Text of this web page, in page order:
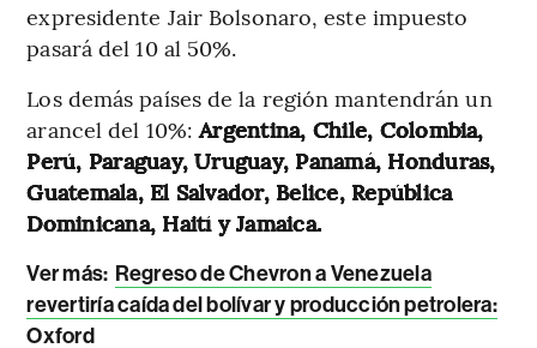
expresidente Jair Bolsonaro, este impuesto
pasará del 10 al 50%.
Los demás países de la región mantendrán un
arancel del 10%: Argentina, Chile, Colombia,
Perú, Paraguay, Uruguay, Panamá, Honduras,
Guatemala, El Salvador, Belice, República
Dominicana, Haití y Jamaica.
Ver más: Regreso de Chevron a Venezuela
revertiría caída del bolívar y producción petrolera:
Oxford